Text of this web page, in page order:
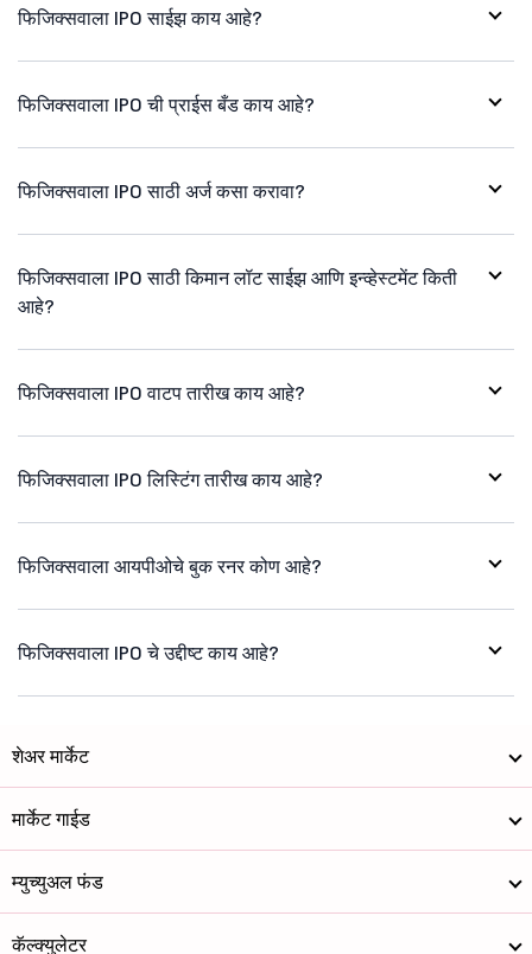
फिजिक्सवाला IPO साईझ काय आहे?
फिजिक्सवाला IPO ची प्राईस बँड काय आहे?
फिजिक्सवाला IPO साठी अर्ज कसा करावा?
फिजिक्सवाला IPO साठी किमान लॉट साईझ आणि इन्व्हेस्टमेंट किती
आहे?
फिजिक्सवाला IPO वाटप तारीख काय आहे?
फिजिक्सवाला IPO लिस्टिंग तारीख काय आहे?
फिजिक्सवाला आयपीओचे बुक रनर कोण आहे?
फिजिक्सवाला IPO चे उद्दीष्ट काय आहे?
शेअर मार्केट
मार्केट गाईड
म्युच्युअल फंड
कॅल्क्युलेटर